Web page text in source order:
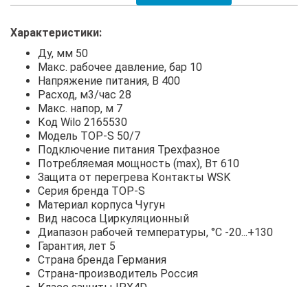
Характеристики:
Ду, мм 50
Макс. рабочее давление, бар 10
Напряжение питания, В 400
Расход, м3/час 28
Макс. напор, м 7
Код Wilo 2165530
Модель TOP-S 50/7
Подключение питания Трехфазное
Потребляемая мощность (max), Вт 610
Защита от перегрева Контакты WSK
Серия бренда TOP-S
Материал корпуса Чугун
Вид насоса Циркуляционный
Диапазон рабочей температуры, °С -20...+130
Гарантия, лет 5
Страна бренда Германия
Страна-производитель Россия